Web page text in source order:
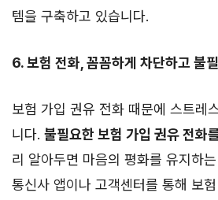
템을 구축하고 있습니다.
6. 보험 전화, 꼼꼼하게 차단하고 불
보험 가입 권유 전화 때문에 스트레
니다. 불필요한 보험 가입 권유 전화
리 알아두면 마음의 평화를 유지하
통신사 앱이나 고객센터를 통해 보